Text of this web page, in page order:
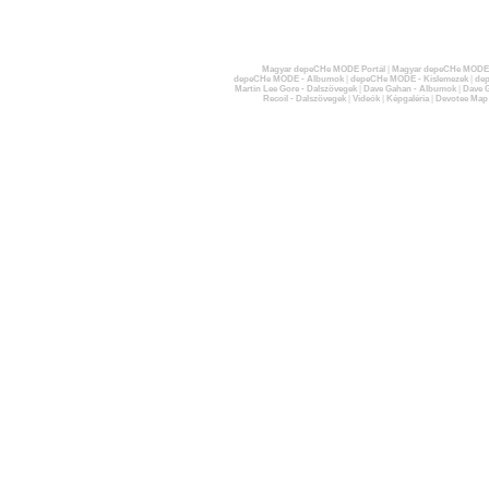
Magyar depeCHe MODE Portál
Magyar depeCHe
depeCHe MODE - Albumok| depeCHe MODE - Kislemezek|
Martin Lee Gore - Dalszövegek| Dave Gahan - Albumok|
Dave
Recoil - Dalszövegek| Videók| Képgaléria| Devotee Map